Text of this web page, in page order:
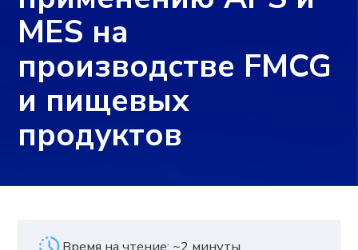
Время на чтение: ~2 минуты
Опубликовано: 15.04.2026